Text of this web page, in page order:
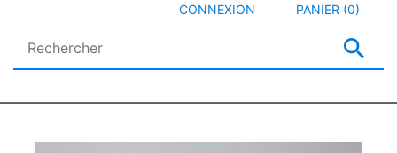

CONNEXION PANIER (0)